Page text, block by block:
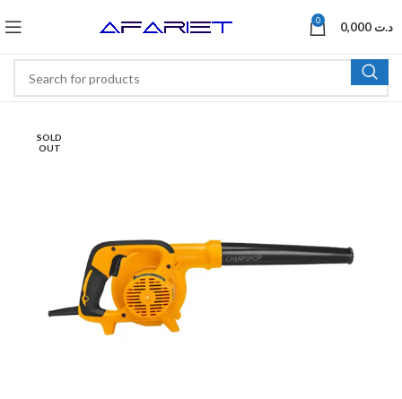
0 د.ت
SOLD
OUT